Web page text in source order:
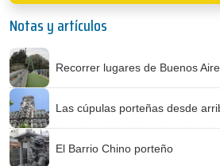
Notas y artículos
Recorrer lugares de Buenos
Las cúpulas porteñas desde
El Barrio Chino porteño